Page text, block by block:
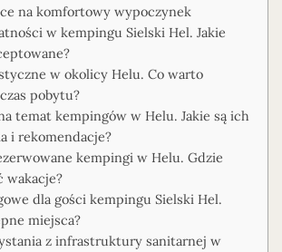
na komfortowy wypoczynek
w kempingu Sielski Hel. Jakie
w okolicy Helu. Co warto
pobytu?
temat kempingów w Helu. Jakie są ich
i rekomendacje?
kempingi w Helu. Gdzie
wakacje?
dla gości kempingu Sielski Hel.
miejsca?
z infrastruktury sanitarnej w